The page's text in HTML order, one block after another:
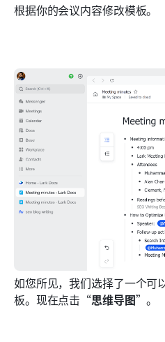
根据你的会议内容修改模板。
如您所见，我们选择了一个可
板。现在点击“思维导图”。